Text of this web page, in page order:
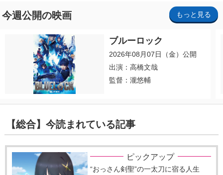
今週公開の映画 もっと見る
ブルーロック
2026年08月07日（金）公開
出演：高橋文哉
監督：瀧悠輔
【総合】今読まれている記事
ピックアップ
“おっさん剣聖”の一太刀に宿る人生